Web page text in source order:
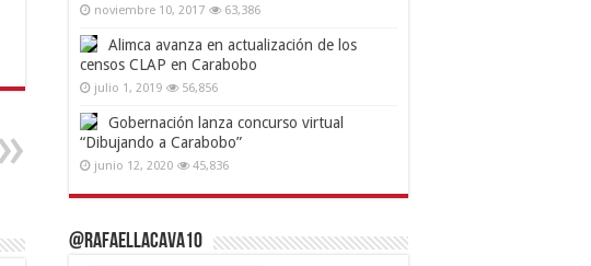
noviembre 10, 2017 63,386
Alimca avanza en actualización de los
censos CLAP en Carabobo
julio 1, 2019 56,856
Gobernación lanza concurso virtual
“Dibujando a Carabobo”
junio 12, 2020 45,836
@RafaelLacava10